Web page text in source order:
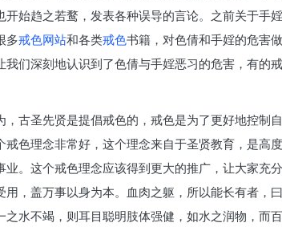
开始趋之若鹜，发表各种误导的言论。之前关于手
多戒色网站和各类戒色书籍，对色倩和手婬的危害
我们深刻地认识到了色倩与手婬恶习的危害，有的
，古圣先贤是提倡戒色的，戒色是为了更好地控制
戒色理念非常好，这个理念来自于圣贤教育，是高
业。这个戒色理念应该得到更大的推广，让大家充
用，盖万事以身为本。血肉之躯，所以能长有者，
之水不竭，则耳目聪明肢体强健，如水之润物，而